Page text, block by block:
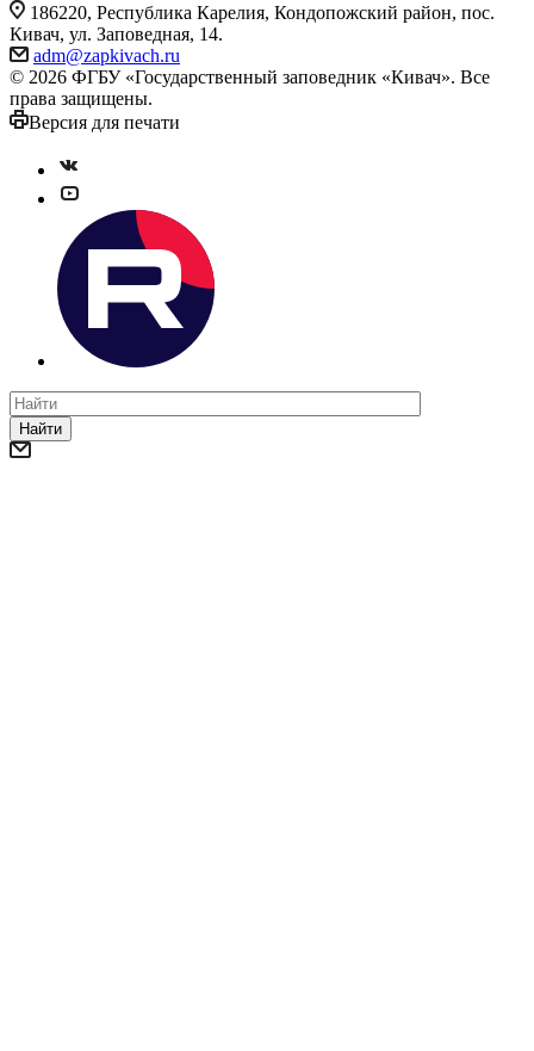
186220, Республика Карелия, Кондопожский район, пос.
Кивач, ул. Заповедная, 14.
adm@zapkivach.ru
© 2026 ФГБУ «Государственный заповедник «Кивач». Все
права защищены.
Версия для печати
Найти